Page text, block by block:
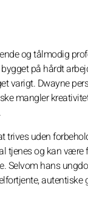
og tålmodig
på hårdt
varigt. Dwayne
mangler
uden
tjenes og kan
hans